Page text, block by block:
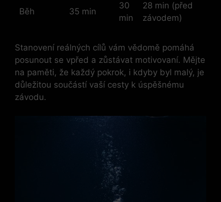
Běh 35 min
30
min
28 min (před
závodem)
Stanovení reálných cílů vám vědomě pomáhá
posunout se vpřed a zůstávat motivovaní. Mějte
na paměti, že každý pokrok, i kdyby byl malý, je
důležitou součástí vaší cesty k úspěšnému
závodu.